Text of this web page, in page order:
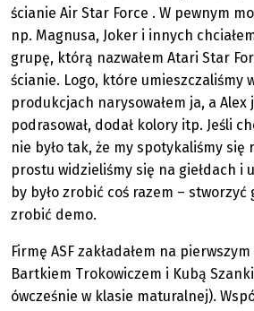
ścianie Air Star Force . W pewnym
np. Magnusa, Joker i innych
grupę, którą nazwałem Atari Star
ścianie. Logo, które umieszczaliśmy
produkcjach narysowałem ja, a
podrasował, dodał kolory itp. Jeśli
nie było tak, że my spotykaliśmy
prostu widzieliśmy się na giełdach i
by było zrobić coś razem –
zrobić demo.
Firmę ASF zakładałem na
Bartkiem Trokowiczem i Kubą
ówcześnie w klasie maturalnej).